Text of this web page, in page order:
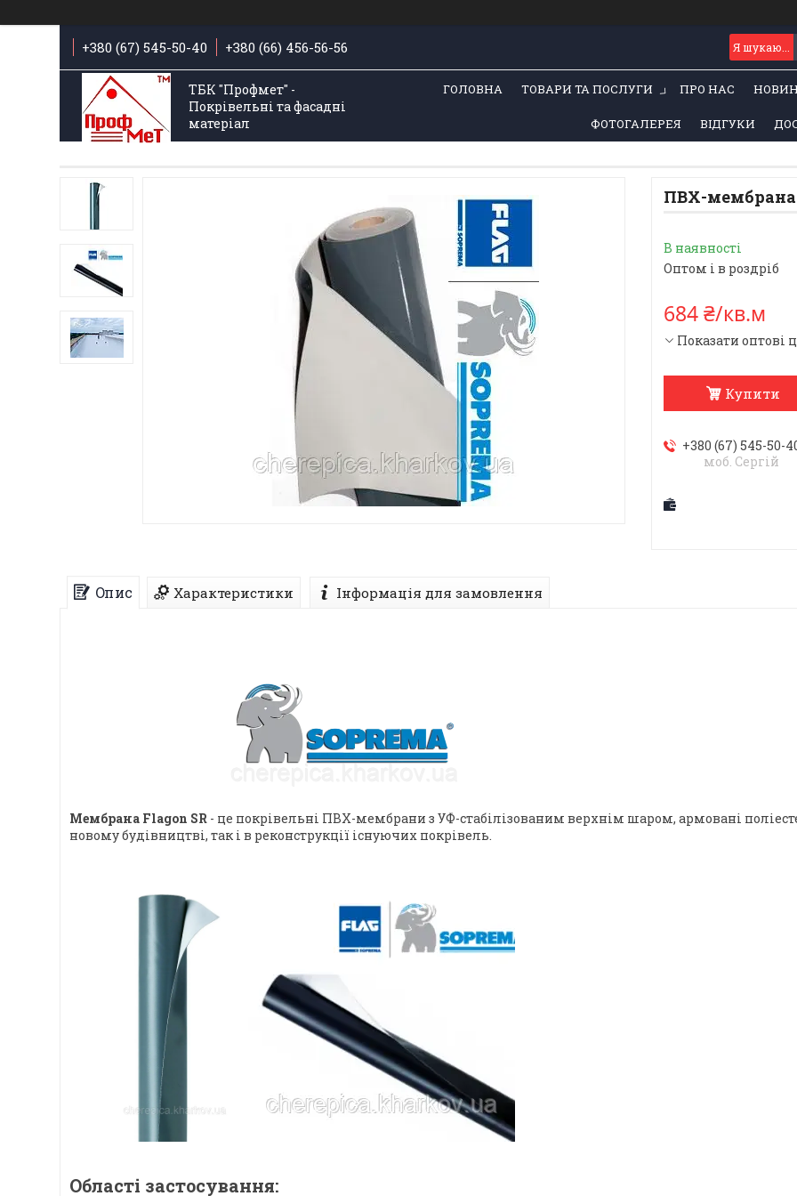
+380 (67) 545-50-40 +380 (66) 456-56-56
ТБК "Профмет" -
Покрівельні та фасадні
матеріал
ГОЛОВНА ТОВАРИ ТА ПОСЛУГИ ПРО НАС
ФОТОГАЛЕРЕЯ ВІДГУКИ
ПВХ-мембрана
В наявності
Оптом і в роздріб
684 ₴/кв.м
Показати оптові
Купити
+380 (67) 545-50-
моб. Сергій
Опис Характеристики Інформація для замовлення
Мембрана Flagon SR - це покрівельні ПВХ-мембрани з УФ-стабілізованим верхнім шаром, армовані
новому будівництві, так і в реконструкції існуючих покрівель.
Області застосування: